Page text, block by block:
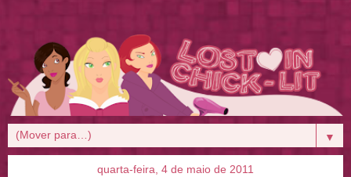
▼
quarta-feira, 4 de maio de 2011